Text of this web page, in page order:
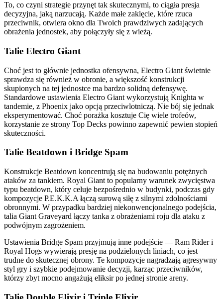
To, co czyni strategie przynęt tak skutecznymi, to ciągła presja
decyzyjna, jaką narzucają. Każde małe zaklęcie, które rzuca
przeciwnik, otwiera okno dla Twoich prawdziwych zadających
obrażenia jednostek, aby połączyły się z wieżą.
Talie Electro Giant
Choć jest to głównie jednostka ofensywna, Electro Giant świetnie
sprawdza się również w obronie, a większość konstrukcji
skupionych na tej jednostce ma bardzo solidną defensywę.
Standardowe ustawienia Electro Giant wykorzystują Knighta w
tandemie, z Phoenix jako opcją przeciwlotniczą. Nie bój się jednak
eksperymentować. Choć porażka kosztuje Cię wiele trofeów,
korzystanie ze strony Top Decks powinno zapewnić pewien stopień
skuteczności.
Talie Beatdown i Bridge Spam
Konstrukcje Beatdown koncentrują się na budowaniu potężnych
ataków za tankiem. Royal Giant to popularny warunek zwycięstwa
typu beatdown, który celuje bezpośrednio w budynki, podczas gdy
kompozycje P.E.K.K.A łączą surową siłę z silnymi zdolnościami
obronnymi. W przypadku bardziej niekonwencjonalnego podejścia,
talia Giant Graveyard łączy tanka z obrażeniami roju dla ataku z
podwójnym zagrożeniem.
Ustawienia Bridge Spam przyjmują inne podejście — Ram Rider i
Royal Hogs wywierają presję na podzielonych liniach, co jest
trudne do skutecznej obrony. Te kompozycje nagradzają agresywny
styl gry i szybkie podejmowanie decyzji, karząc przeciwników,
którzy zbyt mocno angażują eliksir po jednej stronie areny.